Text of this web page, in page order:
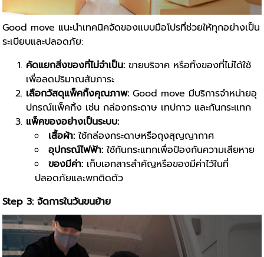
Good move แนะนำเทคนิคจัดของแบบมือโปรที่ช่วยให้ทุกอย่างเป็น
ระเบียบและปลอดภัย:
คัดแยกสิ่งของที่ไม่จำเป็น: ขายบริจาค หรือทิ้งของที่ไม่ได้ใช้
เพื่อลดปริมาณสัมภาระ
เลือกวัสดุแพ็คกิ้งคุณภาพ: Good move มีบริการจำหน่ายอุ
ปกรณ์แพ็คกิ้ง เช่น กล่องกระดาษ เทปกาว และกันกระแทก
แพ็คของอย่างเป็นระบบ:
เสื้อผ้า: ใช้กล่องกระดาษหรือถุงสุญญากาศ
อุปกรณ์ไฟฟ้า: ใช้กันกระแทกเพื่อป้องกันความเสียหาย
ของมีค่า: เก็บเอกสารสำคัญหรือของมีค่าไว้ในที่
ปลอดภัยและพกติดตัว
Step 3: จัดการในวันขนย้าย